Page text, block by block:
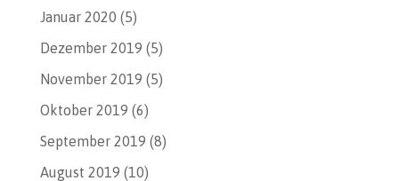
Januar 2020 (5)
Dezember 2019 (5)
November 2019 (5)
Oktober 2019 (6)
September 2019 (8)
August 2019 (10)